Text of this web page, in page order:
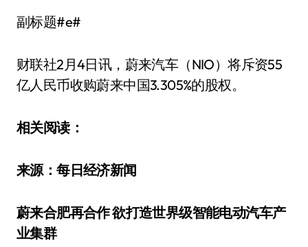
副标题#e#
财联社2月4日讯，蔚来汽车（NIO）将斥资55
亿人民币收购蔚来中国3.305%的股权。
相关阅读：
来源：每日经济新闻
蔚来合肥再合作 欲打造世界级智能电动汽车产
业集群